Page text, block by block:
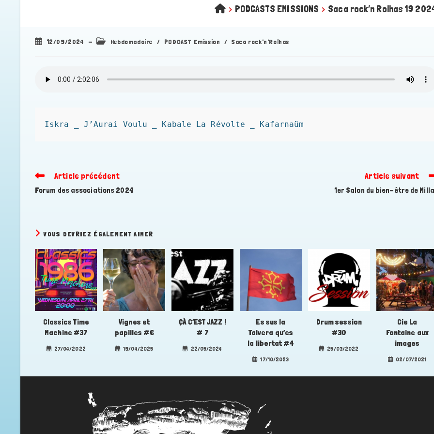
> PODCASTS EMISSIONS > Saca rock’n Rolhas 19
Publication
12/09/2024
Post Hebdomadaire / PODCAST Emission / Saca rock'n'Rolhas
Iskra _ J’Aurai Voulu _ Kabale La Révolte _ Kafarnaüm
Read
articles
Article précédent
Forum des associations 2024
Article suivant
1er Salon du bien-être de
VOUS DEVRIEZ ÉGALEMENT AIMER
Classics Time
Machine #37
27/04/2022
Vignes et
papilles #6
19/04/2025
ÇÀ C’EST JAZZ !
# 7
22/05/2024
Es sus la
Talvera qu’es
la libertat #4
17/10/2023
Drum session
#30
25/03/2022
Cie La
Fontaine aux
images
02/07/2021